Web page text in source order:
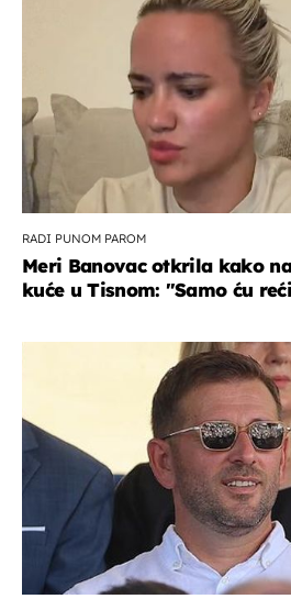
RADI PUNOM PAROM
Meri Banovac otkrila kako
kuće u Tisnom: "Samo ću